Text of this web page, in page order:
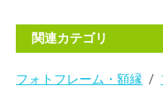
関連カテゴリ
フォトフレーム・額縁